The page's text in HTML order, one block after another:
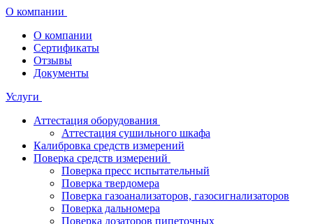
О компании
О компании
Сертификаты
Отзывы
Документы
Услуги
Аттестация оборудования
Аттестация сушильного шкафа
Калибровка средств измерений
Поверка средств измерений
Поверка пресс испытательный
Поверка твердомера
Поверка газоанализаторов, газосигнализаторов
Поверка дальномера
Поверка дозаторов пипеточных